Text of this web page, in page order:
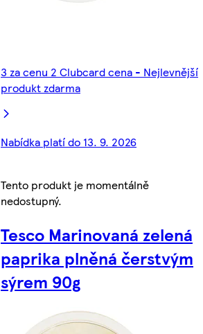
3 za cenu 2 Clubcard cena - Nejlevnější
produkt zdarma
Nabídka platí do 13. 9. 2026
Tento produkt je momentálně
nedostupný.
Tesco Marinovaná zelená
paprika plněná čerstvým
sýrem 90g